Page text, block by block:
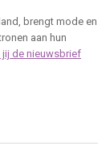
brengt mode en
aan hun
jij de nieuwsbrief